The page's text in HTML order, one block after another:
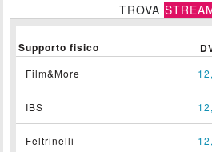
TROVA
Supporto fisico
Film&More
IBS
Feltrinelli